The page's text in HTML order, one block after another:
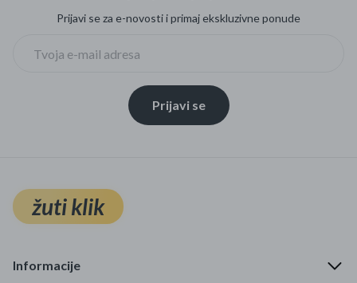
Prijavi se za e-novosti i primaj ekskluzivne ponude
Prijavi se
žuti klik
Informacije